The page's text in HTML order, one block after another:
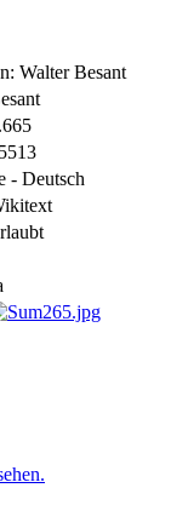
Walter Besant
- Deutsch